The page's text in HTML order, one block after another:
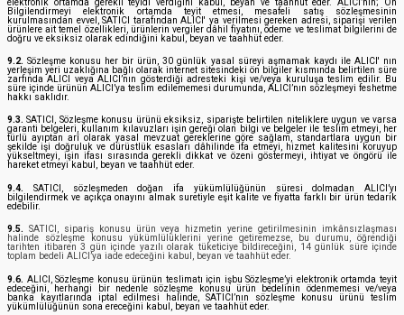
elektronik ortamda gerekli teyidi verdiğini kabul, beyan ve taahhüt eder. ALICI’nın; Ön
Bilgilendirmeyi elektronik ortamda teyit etmesi, mesafeli satış sözleşmesinin
kurulmasından evvel, SATICI tarafından ALICI' ya verilmesi gereken adresi, siparişi verilen
ürünlere ait temel özellikleri, ürünlerin vergiler dâhil fiyatını, ödeme ve teslimat bilgilerini de
doğru ve eksiksiz olarak edindiğini kabul, beyan ve taahhüt eder.
9.2. Sözleşme konusu her bir ürün, 30 günlük yasal süreyi aşmamak kaydı ile ALICI' nın
yerleşim yeri uzaklığına bağlı olarak internet sitesindeki ön bilgiler kısmında belirtilen süre
zarfında ALICI veya ALICI’nın gösterdiği adresteki kişi ve/veya kuruluşa teslim edilir. Bu
süre içinde ürünün ALICI’ya teslim edilememesi durumunda, ALICI’nın sözleşmeyi feshetme
hakkı saklıdır.
9.3. SATICI, Sözleşme konusu ürünü eksiksiz, siparişte belirtilen niteliklere uygun ve varsa
garanti belgeleri, kullanım kılavuzları işin gereği olan bilgi ve belgeler ile teslim etmeyi, her
türlü ayıptan arî olarak yasal mevzuat gereklerine göre sağlam, standartlara uygun bir
şekilde işi doğruluk ve dürüstlük esasları dâhilinde ifa etmeyi, hizmet kalitesini koruyup
yükseltmeyi, işin ifası sırasında gerekli dikkat ve özeni göstermeyi, ihtiyat ve öngörü ile
hareket etmeyi kabul, beyan ve taahhüt eder.
9.4. SATICI, sözleşmeden doğan ifa yükümlülüğünün süresi dolmadan ALICI’yı
bilgilendirmek ve açıkça onayını almak suretiyle eşit kalite ve fiyatta farklı bir ürün tedarik
edebilir.
9.5.
SATICI, sipariş konusu ürün veya hizmetin yerine getirilmesinin imkânsızlaşması
halinde sözleşme konusu yükümlülüklerini yerine getiremezse, bu durumu, öğrendiği
tarihten itibaren 3 gün içinde yazılı olarak tüketiciye bildireceğini, 14 günlük süre içinde
toplam bedeli ALICI’ya iade edeceğini kabul, beyan ve taahhüt eder.
9.6. ALICI, Sözleşme konusu ürünün teslimatı için işbu Sözleşme’yi elektronik ortamda teyit
edeceğini, herhangi bir nedenle sözleşme konusu ürün bedelinin ödenmemesi ve/veya
banka kayıtlarında iptal edilmesi halinde, SATICI’nın sözleşme konusu ürünü teslim
yükümlülüğünün sona ereceğini kabul, beyan ve taahhüt eder.